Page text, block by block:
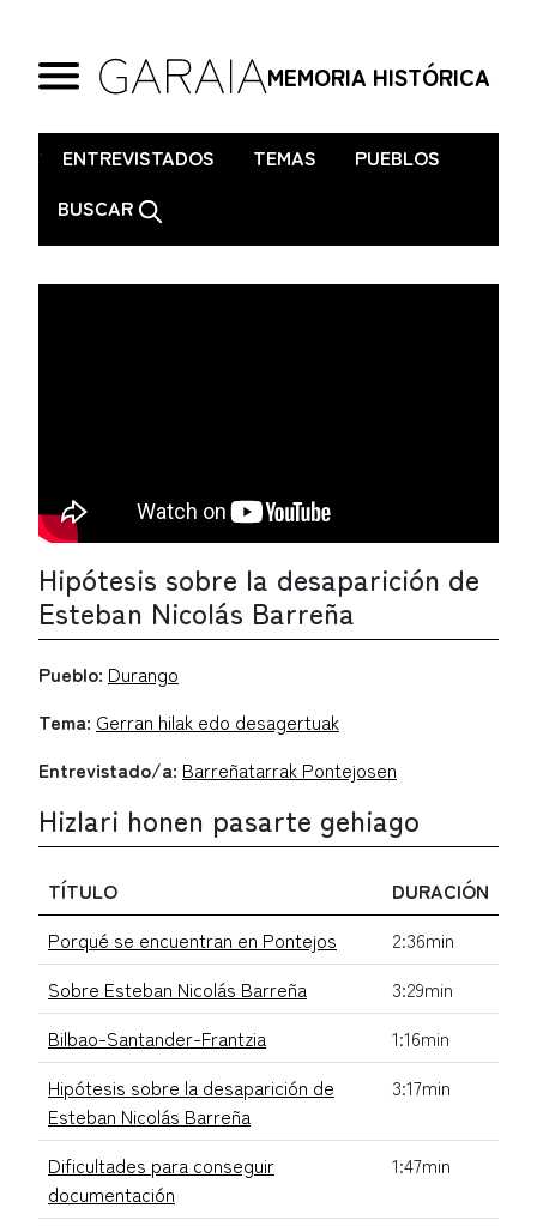
MEMORIA HISTÓRICA
. ENTREVISTADOS TEMAS
PUEBLOS
BUSCAR
Hipótesis sobre la desaparición de
Esteban Nicolás Barreña
Pueblo: Durango
Tema: Gerran hilak edo desagertuak
Entrevistado/a: Barreñatarrak Pontejosen
Hizlari honen pasarte gehiago
TÍTULO
DURACIÓN
Porqué se encuentran en Pontejos
2:36min
Sobre Esteban Nicolás Barreña
3:29min
Bilbao-Santander-Frantzia
1:16min
Hipótesis sobre la desaparición de
Esteban Nicolás Barreña
3:17min
Dificultades para conseguir
documentación
1:47min